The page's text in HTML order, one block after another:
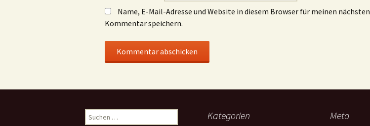
Name, E-Mail-Adresse und Website in diesem Browser für meinen nächsten
Kommentar speichern.
Suchen
nach:
Kategorien Meta